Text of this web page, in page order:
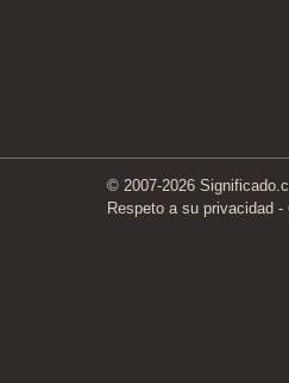
© 2007-2026
Respeto a su privacidad-